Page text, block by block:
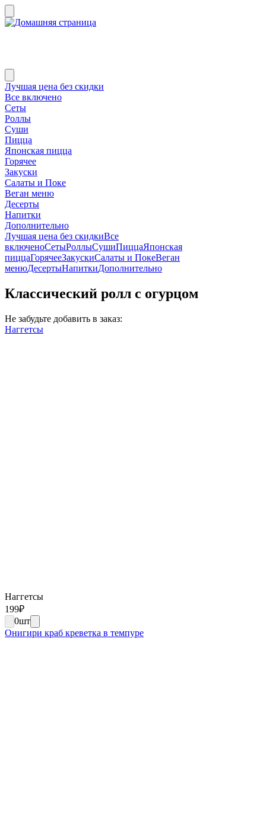
Лучшая цена без скидки
Все включено
Сеты
Роллы
Суши
Пицца
Японская пицца
Горячее
Закуски
Салаты и Поке
Веган меню
Десерты
Напитки
Дополнительно
Лучшая цена без скидкиВсе
включеноСетыРоллыСушиПиццаЯпонская
пиццаГорячееЗакускиСалаты и ПокеВеган
менюДесертыНапиткиДополнительно
Классический ролл с огурцом
Не забудьте добавить в заказ:
Наггетсы
Наггетсы
199₽
0шт
Онигири краб креветка в темпуре